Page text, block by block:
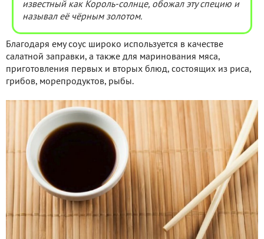
известный как Король-солнце, обожал эту специю и
называл её чёрным золотом.
Благодаря ему соус широко используется в качестве
салатной заправки, а также для маринования мяса,
приготовления первых и вторых блюд, состоящих из риса,
грибов, морепродуктов, рыбы.